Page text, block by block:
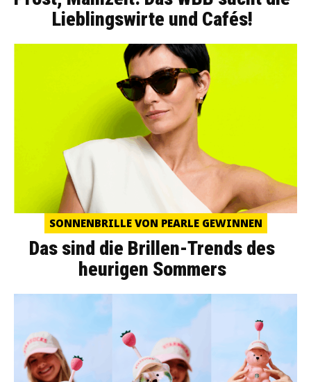
Lieblingswirte und Cafés!
SONNENBRILLE VON PEARLE GEWINNEN
Das sind die Brillen-Trends des
heurigen Sommers